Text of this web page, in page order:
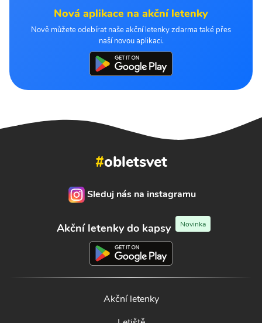
Nová aplikace na akční letenky
Nově můžete odebírat naše akční letenky zdarma také přes
naší novou aplikaci.
#obletsvet
Sleduj nás na instagramu
Akční letenky do kapsy Novinka
Akční letenky